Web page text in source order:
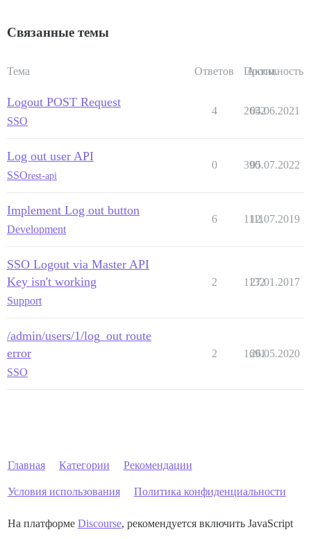
Связанные темы
Тема Ответов Просм.
Активность
Logout POST Request
SSO
4 2652
04.06.2021
Log out user API
SSOrest-api
0 390
05.07.2022
Implement Log out button
Development
6 1111
12.07.2019
SSO Logout via Master API
Key isn't working
Support
2 1132
27.01.2017
/admin/users/1/log_out route
error
SSO
2 1691
26.05.2020
Главная Категории Рекомендации
Условия использования Политика конфиденциальности
На платформе Discourse, рекомендуется включить JavaScript